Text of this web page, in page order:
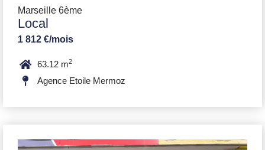
Marseille 6ème
Local
1 812 €/mois
63.12 m2
Agence Etoile Mermoz